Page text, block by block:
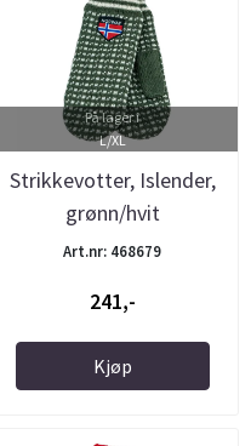
På lager i
L/XL
Strikkevotter, Islender,
grønn/hvit
Art.nr: 468679
241,-
Kjøp